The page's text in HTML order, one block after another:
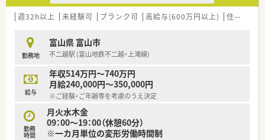
週32h以上 未経験可 ブランク可 高給与(600万円以上) 住宅補助(手当)あり
勤務地
富山県 富山市
不二越駅 (富山地鉄不二越・上滝線)
給与
年収514万円～740万円
月給240,000円～350,000円
※ご経験・ご年齢等を考慮のうえ決定
勤務
時間
月火水木金
09：00～19：00（休憩60分）
※一カ月単位の変形労働時間制